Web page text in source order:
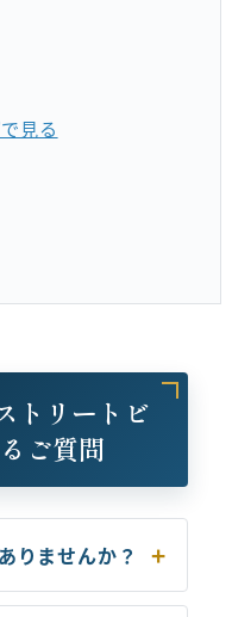
見る
トリートビ
ご質問
りませんか？